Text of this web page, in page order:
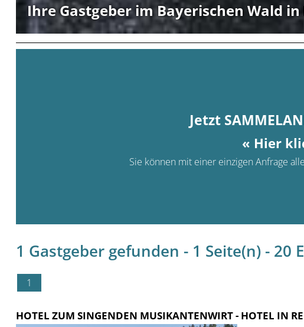
Ihre Gastgeber im Bayerischen Wald
Jetzt
« Hier
Sie können mit einer einzigen Anfrage
1 Gastgeber gefunden - 1 Seite(n) - 20
1
HOTEL ZUM SINGENDEN MUSIKANTENWIRT- HOTEL IN